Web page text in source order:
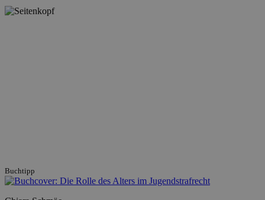
Buchtipp